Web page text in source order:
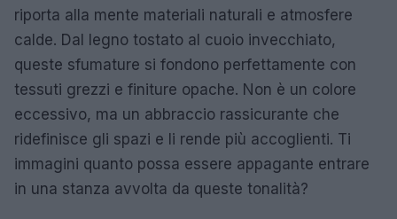
riporta alla mente materiali naturali e atmosfere
calde. Dal legno tostato al cuoio invecchiato,
queste sfumature si fondono perfettamente con
tessuti grezzi e finiture opache. Non è un colore
eccessivo, ma un abbraccio rassicurante che
ridefinisce gli spazi e li rende più accoglienti. Ti
immagini quanto possa essere appagante entrare
in una stanza avvolta da queste tonalità?